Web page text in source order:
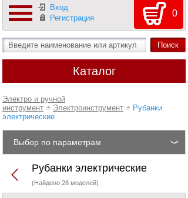
Вход
Регистрация
0
Каталог
Электро и ручной
инструмент
Электроинструмент
Рубанки
электрические
Выбор по параметрам
Рубанки электрические
(Найдено 28 моделей)